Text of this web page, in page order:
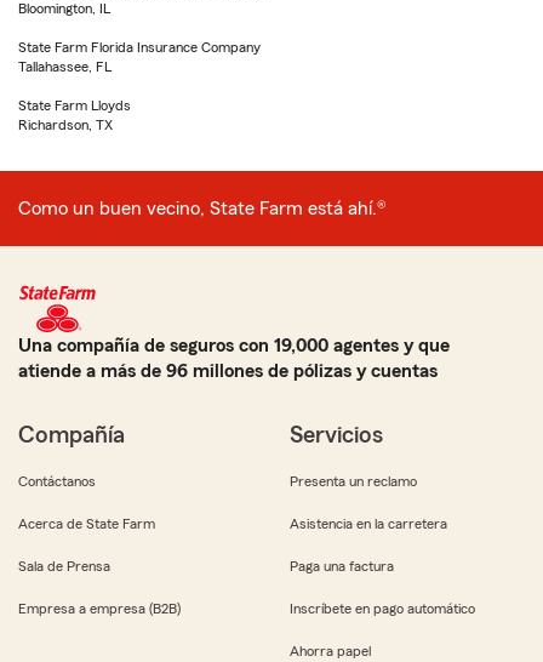
Bloomington, IL
State Farm Florida Insurance Company
Tallahassee, FL
State Farm Lloyds
Richardson, TX
Como un buen vecino, State Farm está ahí.®
Una compañía de seguros con 19,000 agentes y que
atiende a más de 96 millones de pólizas y cuentas
Compañía
Contáctanos
Acerca de State Farm
Sala de Prensa
Empresa a empresa (B2B)
Servicios
Presenta un reclamo
Asistencia en la carretera
Paga una factura
Inscríbete en pago automático
Ahorra papel